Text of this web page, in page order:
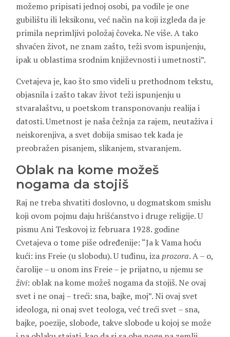
možemo pripisati jednoj osobi, pa vodile je one
gubilištu ili leksikonu, već način na koji izgleda da je
primila neprimljivi položaj čoveka. Ne više. A tako
shvaćen život, ne znam zašto, teži svom ispunjenju,
ipak u oblastima srodnim književnosti i umetnosti”.
Cvetajeva je, kao što smo videli u prethodnom tekstu,
objasnila i zašto takav život teži ispunjenju u
stvaralaštvu, u poetskom transponovanju realija i
datosti. Umetnost je naša čežnja za rajem, neutaživa i
neiskorenjiva, a svet dobija smisao tek kada je
preobražen pisanjem, slikanjem, stvaranjem.
Oblak na kome možeš
nogama da stojiš
Raj ne treba shvatiti doslovno, u dogmatskom smislu
koji ovom pojmu daju hrišćanstvo i druge religije. U
pismu Ani Teskovoj iz februara 1928. godine
Cvetajeva o tome piše određenije: “Ja k Vama hoću
kući: ins Freie (u slobodu). U tuđinu, izaprozora. A – o,
čarolije – u onom ins Freie – je prijatno, u njemu se
živi: oblak na kome možeš nogama da stojiš. Ne ovaj
svet i ne onaj – treći: sna, bajke, moj”. Ni ovaj svet
ideologa, ni onaj svet teologa, već treći svet – sna,
bajke, poezije, slobode, takve slobode u kojoj se može